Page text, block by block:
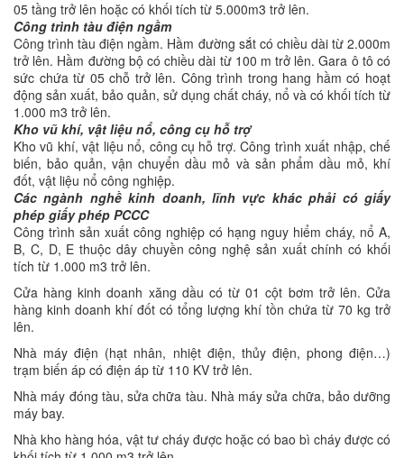
05 tầng trở lên hoặc có khối tích từ 5.000m3 trở lên.
Công trình tàu điện ngầm
Công trình tàu điện ngầm. Hầm đường sắt có chiều dài từ 2.000m
trở lên. Hầm đường bộ có chiều dài từ 100 m trở lên. Gara ô tô có
sức chứa từ 05 chỗ trở lên. Công trình trong hang hầm có hoạt
động sản xuất, bảo quản, sử dụng chất cháy, nổ và có khối tích từ
1.000 m3 trở lên.
Kho vũ khí, vật liệu nổ, công cụ hỗ trợ
Kho vũ khí, vật liệu nổ, công cụ hỗ trợ. Công trình xuất nhập, chế
biến, bảo quản, vận chuyển dầu mỏ và sản phẩm dầu mỏ, khí
đốt, vật liệu nổ công nghiệp.
Các ngành nghề kinh doanh, lĩnh vực khác phải có giấy
phép giấy phép PCCC
Công trình sản xuất công nghiệp có hạng nguy hiểm cháy, nổ A,
B, C, D, E thuộc dây chuyền công nghệ sản xuất chính có khối
tích từ 1.000 m3 trở lên.
Cửa hàng kinh doanh xăng dầu có từ 01 cột bơm trở lên. Cửa
hàng kinh doanh khí đốt có tổng lượng khí tồn chứa từ 70 kg trở
lên.
Nhà máy điện (hạt nhân, nhiệt điện, thủy điện, phong điện…)
trạm biến áp có điện áp từ 110 KV trở lên.
Nhà máy đóng tàu, sửa chữa tàu. Nhà máy sửa chữa, bảo dưỡng
máy bay.
Nhà kho hàng hóa, vật tư cháy được hoặc có bao bì cháy được có